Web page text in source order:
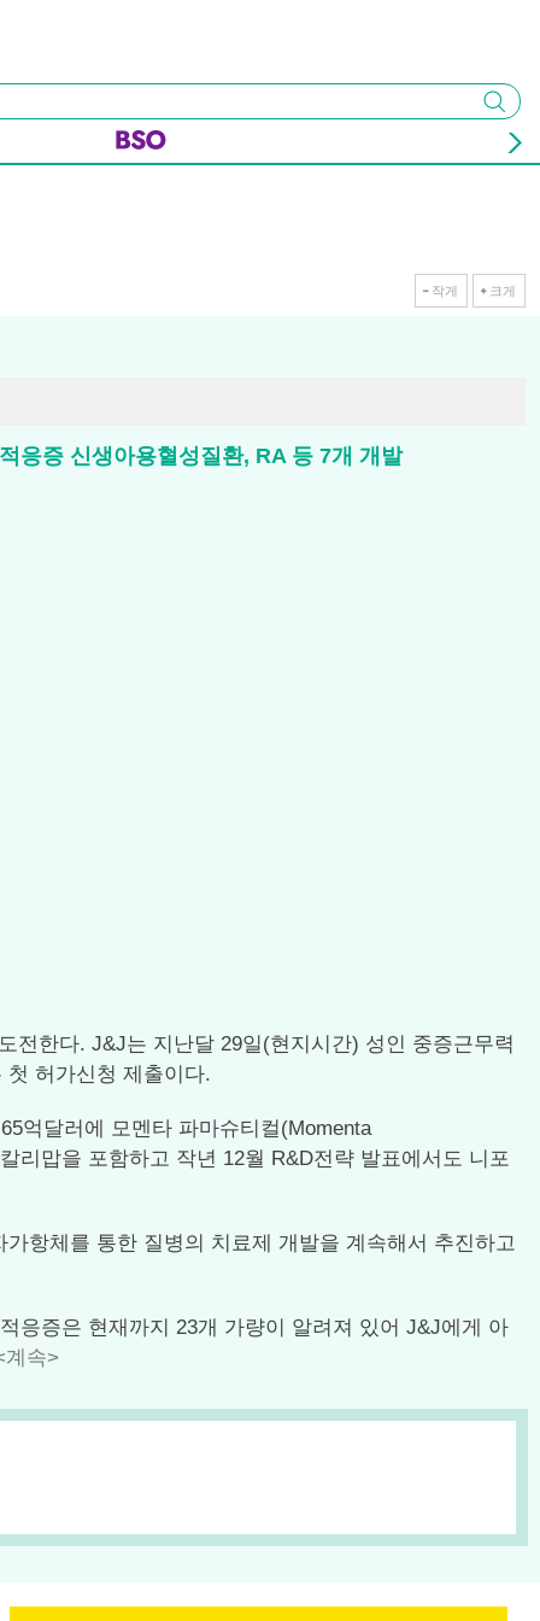
검색
작게 크게
응증 신생아용혈성질환, RA 등 7개 개발
전한다. J&J는 지난달 29일(현지시간) 성인 중증근무력
허가신청 제출이다.
억달러에 모멘타 파마슈티컬(Momenta
리맙을 포함하고 작년 12월 R&D전략 발표에서도 니포
항체를 통한 질병의 치료제 개발을 계속해서 추진하고
응증은 현재까지 23개 가량이 알려져 있어 J&J에게 아
계속>